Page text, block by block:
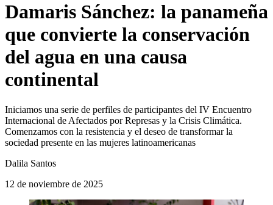
Damaris Sánchez: la panameña
que convierte la conservación
del agua en una causa
continental
Iniciamos una serie de perfiles de participantes del IV Encuentro
Internacional de Afectados por Represas y la Crisis Climática.
Comenzamos con la resistencia y el deseo de transformar la
sociedad presente en las mujeres latinoamericanas
Dalila Santos
12 de noviembre de 2025